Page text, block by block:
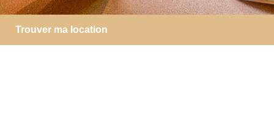
Trouver ma location